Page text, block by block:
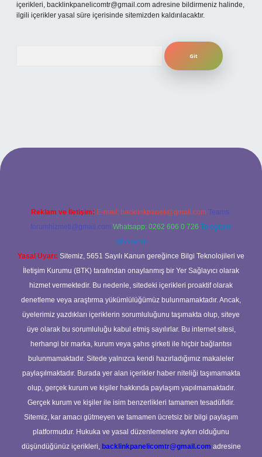
içerikleri, backlinkpanelicomtr@gmail.com adresine bildirmeniz halinde,
ilgili içerikler yasal süre içerisinde sitemizden kaldırılacaktır.
giriş
Reklam ve İletişim: E-mail: backlinkpaneli@gmail.com Teams:
forumhizmeti@gmail.com Whatsapp: 0262 606 0 726 Telegram:
@karabul
Yasal Uyarı: Sitemiz, 5651 Sayılı Kanun gereğince Bilgi Teknolojileri ve
İletişim Kurumu (BTK) tarafından onaylanmış bir Yer Sağlayıcı olarak
hizmet vermektedir. Bu nedenle, sitedeki içerikleri proaktif olarak
denetleme veya araştırma yükümlülüğümüz bulunmamaktadır. Ancak,
üyelerimiz yazdıkları içeriklerin sorumluluğunu taşımakta olup, siteye
üye olarak bu sorumluluğu kabul etmiş sayılırlar. Bu internet sitesi,
herhangi bir marka, kurum veya şahıs şirketi ile hiçbir bağlantısı
bulunmamaktadır. Sitede yalnızca kendi hazırladığımız makaleler
paylaşılmaktadır. Burada yer alan içerikler haber niteliği taşımamakta
olup, gerçek kurum ve kişiler hakkında paylaşım yapılmamaktadır.
Gerçek kurum ve kişiler ile isim benzerlikleri tamamen tesadüfidir.
Sitemiz, kar amacı gütmeyen ve tamamen ücretsiz bir bilgi paylaşım
platformudur. Hukuka ve yasal düzenlemelere aykırı olduğunu
düşündüğünüz içerikleri, backlinkpanelicomtr@gmail.com adresine